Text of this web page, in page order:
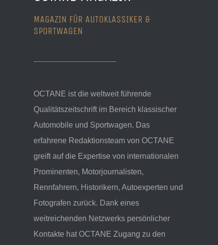
MAGAZIN FÜR AUTOKLASSIKER &
SPORTWAGEN
OCTANE ist die weltweit führende
Qualitätszeitschrift im Bereich klassischer
Automobile und Sportwagen. Das
erfahrene Redaktionsteam von OCTANE
greift auf die Expertise von internationalen
Prominenten, Motorjournalisten,
Rennfahrern, Historikern, Autoexperten und
Fotografen zurück. Dank eines
weitreichenden Netzwerks persönlicher
Kontakte hat OCTANE Zugang zu den